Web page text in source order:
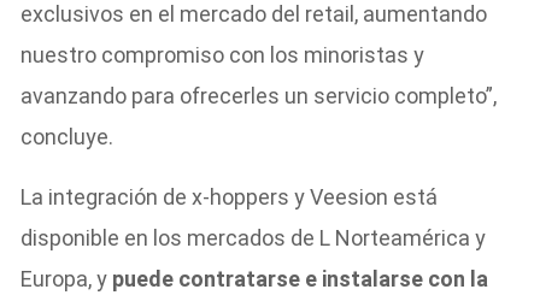
exclusivos en el mercado del retail, aumentando
nuestro compromiso con los minoristas y
avanzando para ofrecerles un servicio completo”,
concluye.
La integración de x-hoppers y Veesion está
disponible en los mercados de L Norteamérica y
Europa, y puede contratarse e instalarse con la